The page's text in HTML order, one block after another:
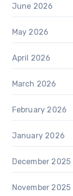
June 2026
May 2026
April 2026
March 2026
February 2026
January 2026
December 2025
November 2025